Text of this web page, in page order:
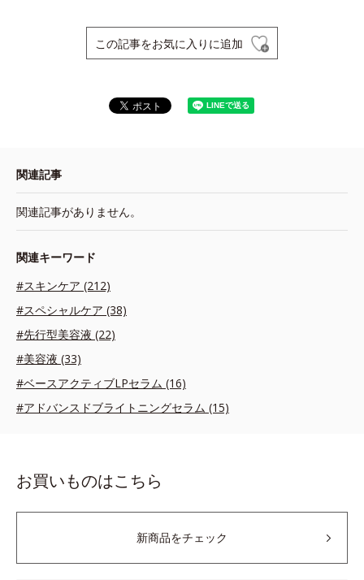
この記事をお気に入りに追加
関連記事
関連記事がありません。
関連キーワード
#スキンケア (212)
#スペシャルケア (38)
#先行型美容液 (22)
#美容液 (33)
#ベースアクティブLPセラム (16)
#アドバンスドブライトニングセラム (15)
お買いものはこちら
新商品をチェック